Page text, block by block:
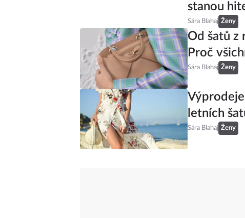
stanou
Sára Blahaj Ženy
Od šatů z
Proč
Sára Blahaj Ženy
letních
Sára Blahaj Ženy